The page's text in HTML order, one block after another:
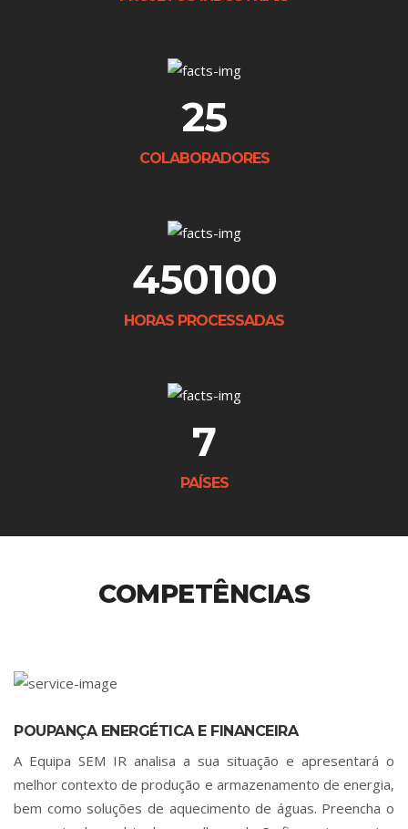
25
COLABORADORES
450100
HORAS PROCESSADAS
7
PAÍSES
COMPETÊNCIAS
POUPANÇA ENERGÉTICA E FINANCEIRA
A Equipa SEM IR analisa a sua situação e apresentará o
melhor contexto de produção e armazenamento de energia,
bem como soluções de aquecimento de águas. Preencha o